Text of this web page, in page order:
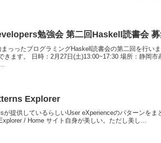
勉強会 第二回Haskell読書会 募
まっったプログラミングHaskell読書会の第二回を行い
きます。 日時：2月27日(土)13:00~17:30 場所：静岡
Explorer
が提供しているらしいUser eXperienceのパターンを
/ Home サイト自身が美しい。ただし美し...